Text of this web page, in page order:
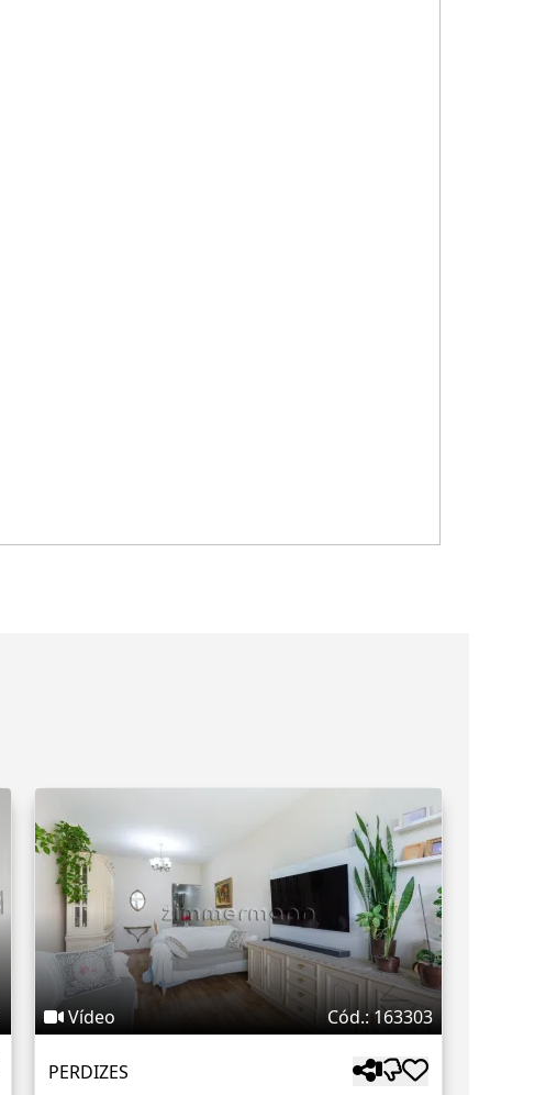
Vídeo Cód.: 163303
PERDIZES